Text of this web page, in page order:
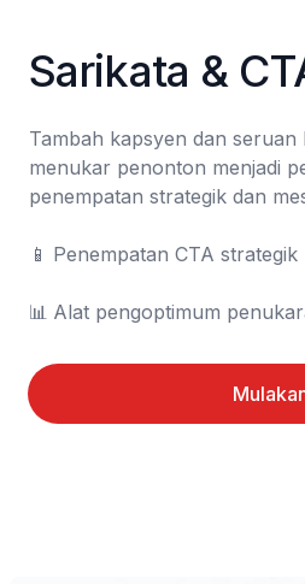
Sarikata &
Tambah kapsyen dan seruan
menukar penonton menjadi
penempatan strategik dan
📱	Penempatan CTA strategik
📊	Alat pengoptimum